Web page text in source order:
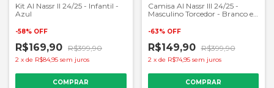
Kit Al Nassr II 24/25 - Infantil -
Azul
-58% OFF
R$169,90 R$399,90
2 x de R$84,95 sem juros
COMPRAR
Camisa Al Nassr III 24/25 -
Masculino Torcedor - Branco e
-63% OFF
R$149,90 R$399,90
2 x de R$74,95 sem juros
COMPRAR